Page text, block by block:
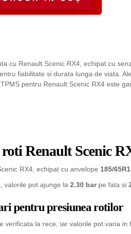
cu Renault Scenic RX4, echipat cu
fiabilitate si durata lunga de viata.
pentru Renault Scenic RX4 este
Renault Scenic
RX4, echipat cu anvelope 185/
valorile pot ajunge la 2.30 barpe fata si
pentru presiunea rotilor
verificata la rece, iar valorile pot varia